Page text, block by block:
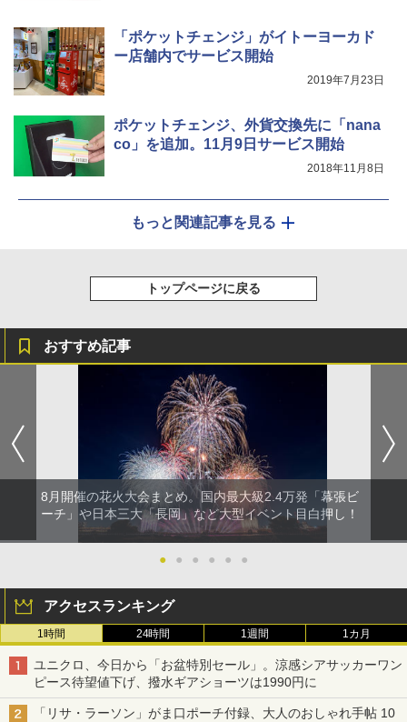
「ポケットチェンジ」がイトーヨーカド
ー店舗内でサービス開始
2019年7月23日
ポケットチェンジ、外貨交換先に「nana
co」を追加。11月9日サービス開始
2018年11月8日
もっと関連記事を見る
トップページに戻る
おすすめ記事
8月開催の花火大会まとめ。国内最大級2.4万発「幕張ビ
ーチ」や日本三大「長岡」など大型イベント目白押し！
● ● ● ● ● ●
アクセスランキング
1時間 24時間 1週間 1カ月
ユニクロ、今日から「お盆特別セール」。涼感シアサッカーワン
ピース待望値下げ、撥水ギアショーツは1990円に
「リサ・ラーソン」がま口ポーチ付録、大人のおしゃれ手帖 10